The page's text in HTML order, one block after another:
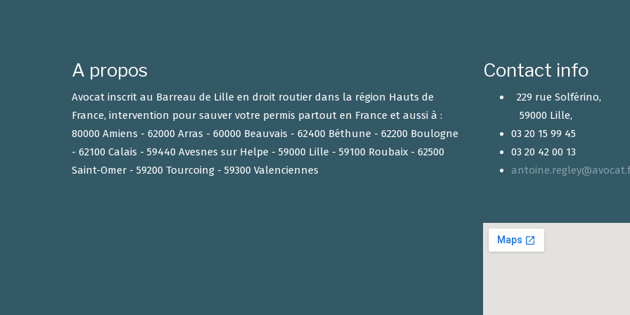
A propos
Avocat inscrit au Barreau de Lille en droit routier dans la région Hauts de
France, intervention pour sauver votre permis partout en France et aussi à :
80000 Amiens - 62000 Arras - 60000 Beauvais - 62400 Béthune - 62200 Boulogne
- 62100 Calais - 59440 Avesnes sur Helpe - 59000 Lille - 59100 Roubaix - 62500
Saint-Omer - 59200 Tourcoing - 59300 Valenciennes
Contact info
229 rue Solférino,
59000 Lille,
03 20 15 99 45
03 20 42 00 13